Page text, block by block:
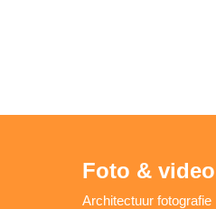
Foto & video
Architectuur fotografie